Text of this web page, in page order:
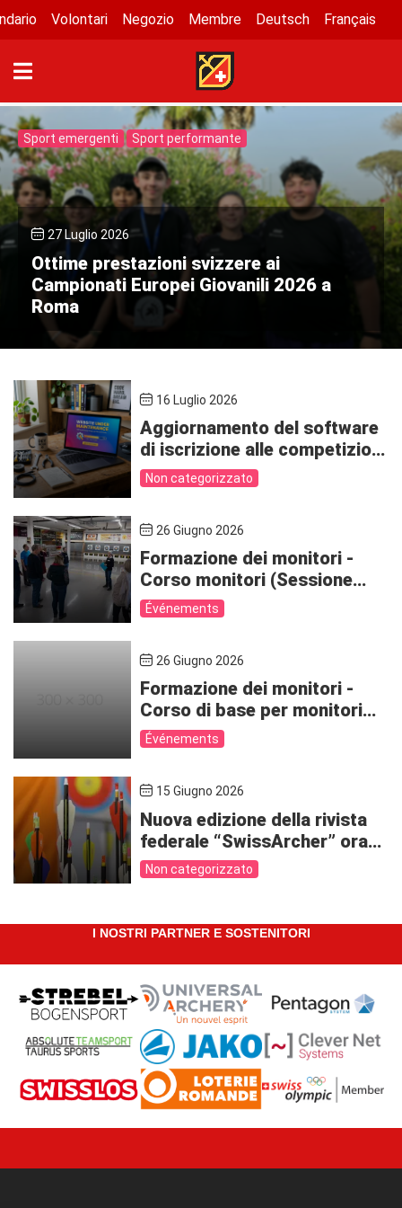
Volontari Negozio Membre Deutsch Français
Sport emergenti Sport performante
27 Luglio 2026
Ottime prestazioni svizzere ai
Campionati Europei Giovanili 2026 a
Roma
16 Luglio 2026
Aggiornamento del software
di iscrizione alle competizioni
– proroga fino al 22 luglio
2026
Non categorizzato
26 Giugno 2026
Formazione dei monitori -
Corso monitori (Sessione
2/2) - BEJU446b-26
Événements
26 Giugno 2026
Formazione dei monitori -
Corso di base per monitori
(Sessione 1/2) - BEJU446B-
26
Événements
15 Giugno 2026
Nuova edizione della rivista
federale “SwissArcher” ora
online
Non categorizzato
I NOSTRI PARTNER E SOSTENITORI